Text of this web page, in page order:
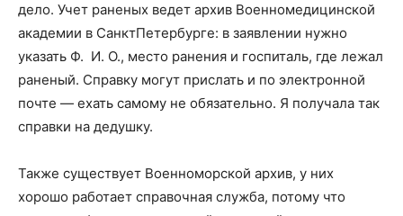
дело. Учет раненых ведет архив Военно­медицинской
академии в Санкт­Петербурге: в заявлении нужно
указать Ф. И. О., место ранения и госпиталь, где лежал
раненый. Справку могут прислать и по электронной
почте — ехать самому не обязательно. Я получала так
справки на дедушку.
Также существует Военно­морской архив, у них
хорошо работает справочная служба, потому что